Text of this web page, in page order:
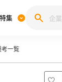
キャンペーン
集
一覧